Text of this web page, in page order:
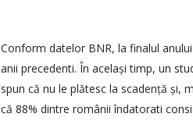
l
i
s
h
Conform datelor BNR, la finalul
anii precedenti. În același timp, un
spun că nu le plătesc la scadență și,
că 88% dintre românii îndatorati